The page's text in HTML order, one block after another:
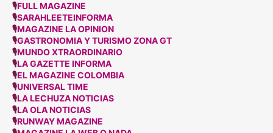
🎙FULL MAGAZINE
🎙SARAHLEETEINFORMA
🎙MAGAZINE LA OPINION
🎙GASTRONOMIA Y TURISMO ZONA GT
🎙MUNDO XTRAORDINARIO
🎙LA GAZETTE INFORMA
🎙EL MAGAZINE COLOMBIA
🎙UNIVERSAL TIME
🎙LA LECHUZA NOTICIAS
🎙LA OLA NOTICIAS
🎙RUNWAY MAGAZINE